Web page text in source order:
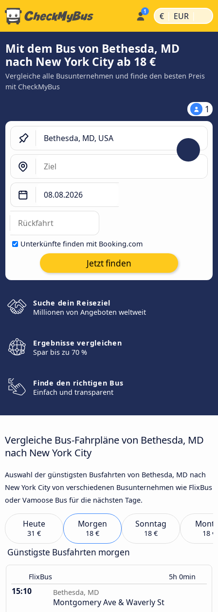
€ | EUR |
Mit dem Bus von Bethesda, MD
nach New York City ab 18 €
Vergleiche alle Busunternehmen und finde den besten Preis
mit CheckMyBus
1
Unterkünfte finden mit Booking.com
Jetzt finden
Suche dein Reiseziel
Millionen von Angeboten weltweit
Ergebnisse vergleichen
Spar bis zu 70 %
Finde den richtigen Bus
Einfach und transparent
Vergleiche Bus-Fahrpläne von Bethesda, MD
nach New York City
Auswahl der günstigsten Busfahrten von Bethesda, MD nach
New York City von verschiedenen Busunternehmen wie FlixBus
oder Vamoose Bus für die nächsten Tage.
Heute
31 €
Morgen
18 €
Sonntag
18 € 18 €
Günstigste Busfahrten morgen
FlixBus 5h 0min
15:10 Bethesda, MD
Montgomery Ave & Waverly St